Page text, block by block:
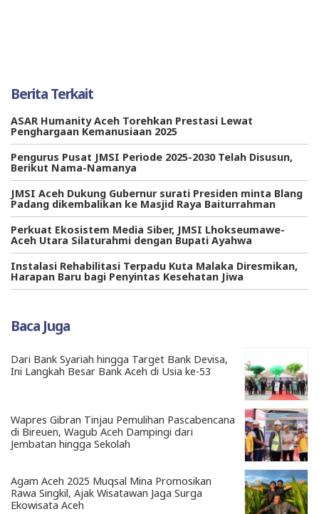
Berita Terkait
ASAR Humanity Aceh Torehkan Prestasi Lewat
Penghargaan Kemanusiaan 2025
Pengurus Pusat JMSI Periode 2025-2030 Telah Disusun,
Berikut Nama-Namanya
JMSI Aceh Dukung Gubernur surati Presiden minta Blang
Padang dikembalikan ke Masjid Raya Baiturrahman
Perkuat Ekosistem Media Siber, JMSI Lhokseumawe-
Aceh Utara Silaturahmi dengan Bupati Ayahwa
Instalasi Rehabilitasi Terpadu Kuta Malaka Diresmikan,
Harapan Baru bagi Penyintas Kesehatan Jiwa
Baca Juga
Dari Bank Syariah hingga Target Bank Devisa,
Ini Langkah Besar Bank Aceh di Usia ke-53
Wapres Gibran Tinjau Pemulihan Pascabencana
di Bireuen, Wagub Aceh Dampingi dari
Jembatan hingga Sekolah
Agam Aceh 2025 Muqsal Mina Promosikan
Rawa Singkil, Ajak Wisatawan Jaga Surga
Ekowisata Aceh